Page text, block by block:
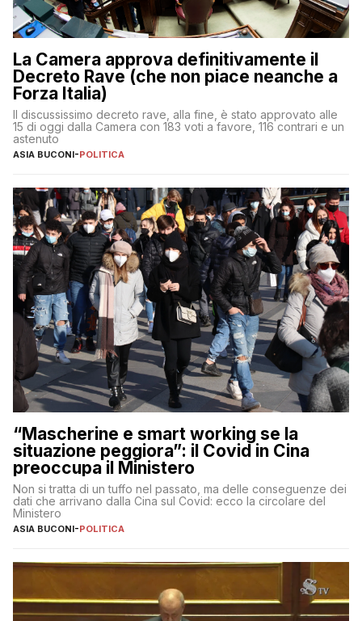
La Camera approva definitivamente il
Decreto Rave (che non piace neanche a
Forza Italia)
Il discussissimo decreto rave, alla fine, è stato approvato alle
15 di oggi dalla Camera con 183 voti a favore, 116 contrari e un
astenuto
ASIA BUCONI-POLITICA
“Mascherine e smart working se la
situazione peggiora”: il Covid in Cina
preoccupa il Ministero
Non si tratta di un tuffo nel passato, ma delle conseguenze dei
dati che arrivano dalla Cina sul Covid: ecco la circolare del
Ministero
ASIA BUCONI-POLITICA